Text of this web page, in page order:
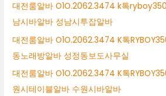
대전룸알바 O1O.2062.3474 k톡
남시바알바 성남시투잡알바
대전룸알바 O1O.2062.3474 K톡
동노래방알바 성정동보도사무실
대전룸알바 O1O.2062.3474 K톡
원시테이블알바 수원시바알바